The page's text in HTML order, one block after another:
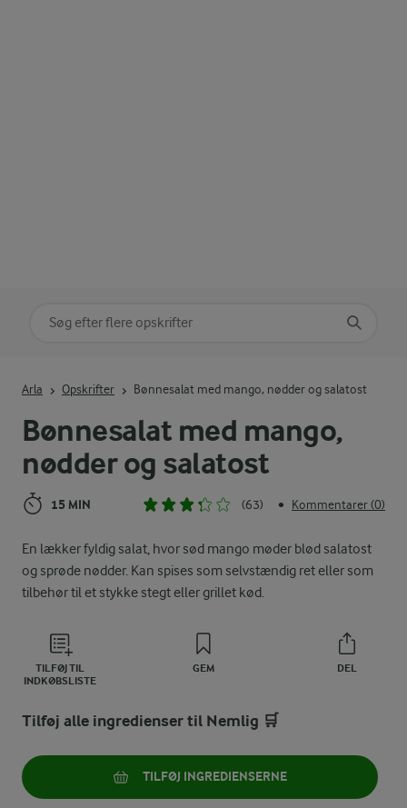
Bønnesalat med mango,
nødder og salatost
15 MIN (63) • Kommentarer (0)
En lækker fyldig salat, hvor sød mango møder blød salatost
og sprøde nødder. Kan spises som selvstændig ret eller som
tilbehør til et stykke stegt eller grillet kød.
TILFØJ TIL
INDKØBSLISTE
GEM DEL
Arla Opskrifter Bønnesalat med mango, nødder og salatost
Tilføj alle ingredienser til Nemlig 🛒
TILFØJ INGREDIENSERNE
Søg på kategori